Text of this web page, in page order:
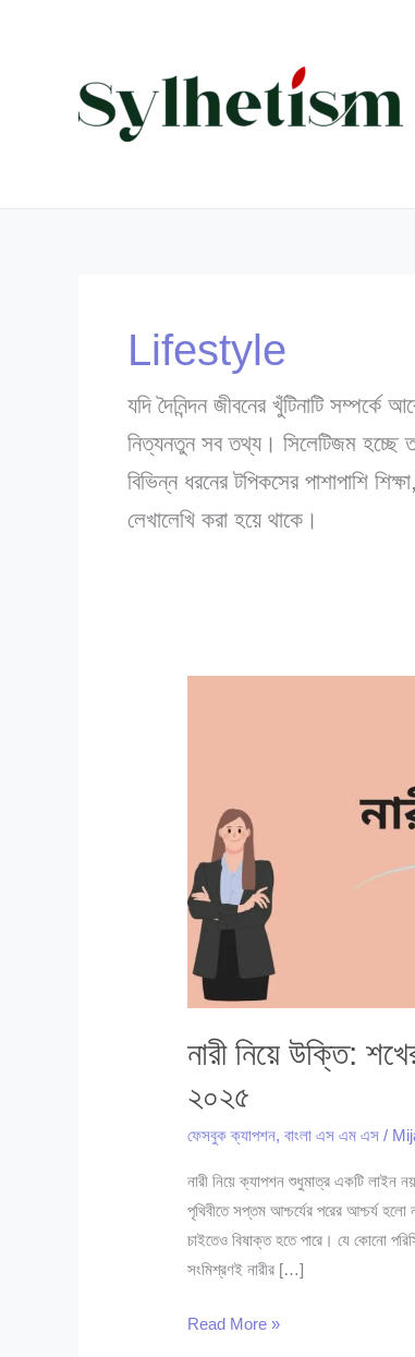
Lifestyle
যদি দৈনিন্দন জীবনের খুঁটিনাটি
নিত্যনতুন সব তথ্য। সিলেটিজম হচ্ছে
বিভিন্ন ধরনের টপিকসের পাশাপাশি
লেখালেখি করা হয়ে থাকে।
নারী নিয়ে উক্তি:
২০২৫
ফেসবুক ক্যাপশন,বাংলা এস এম এস /
নারী নিয়ে ক্যাপশন শুধুমাত্র একটি লাইন
পৃথিবীতে সপ্তম আশ্চর্যের পরের আশ্চর্য
চাইতেও বিষাক্ত হতে পারে। যে কোনো
সংমিশ্রণই নারীর […]
নারী
Read More »